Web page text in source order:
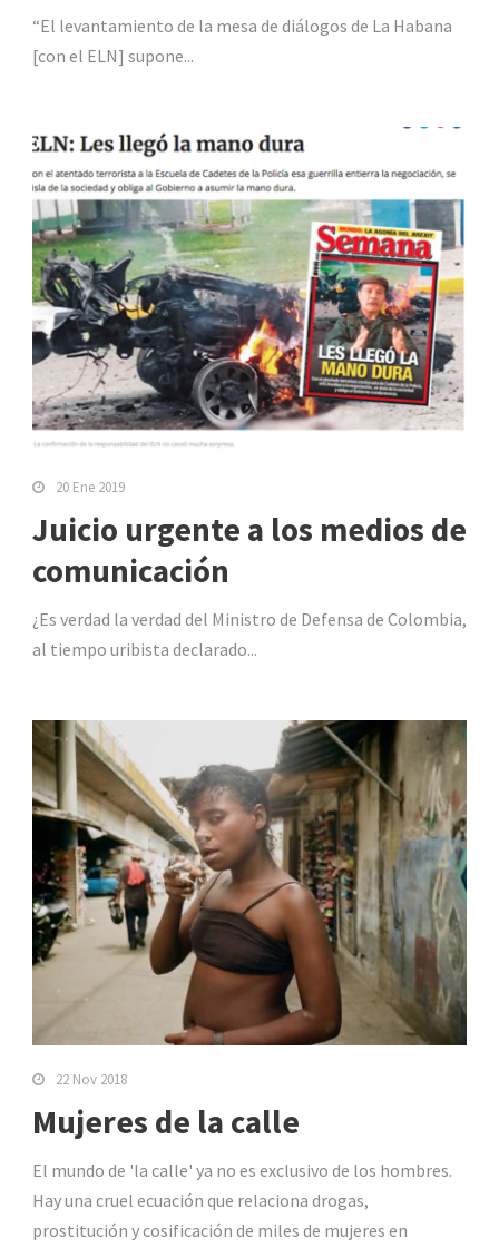
“El levantamiento de la mesa de diálogos de La Habana
[con el ELN] supone...
20 Ene 2019
Juicio urgente a los medios de
comunicación
¿Es verdad la verdad del Ministro de Defensa de Colombia,
al tiempo uribista declarado...
22 Nov 2018
Mujeres de la calle
El mundo de 'la calle' ya no es exclusivo de los hombres.
Hay una cruel ecuación que relaciona drogas,
prostitución y cosificación de miles de mujeres en